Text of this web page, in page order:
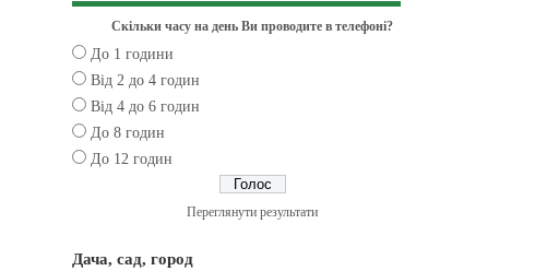
Скільки часу на день Ви проводите в телефоні?
До 1 години
Від 2 до 4 годин
Від 4 до 6 годин
До 8 годин
До 12 годин
Переглянути результати
Дача, сад, город